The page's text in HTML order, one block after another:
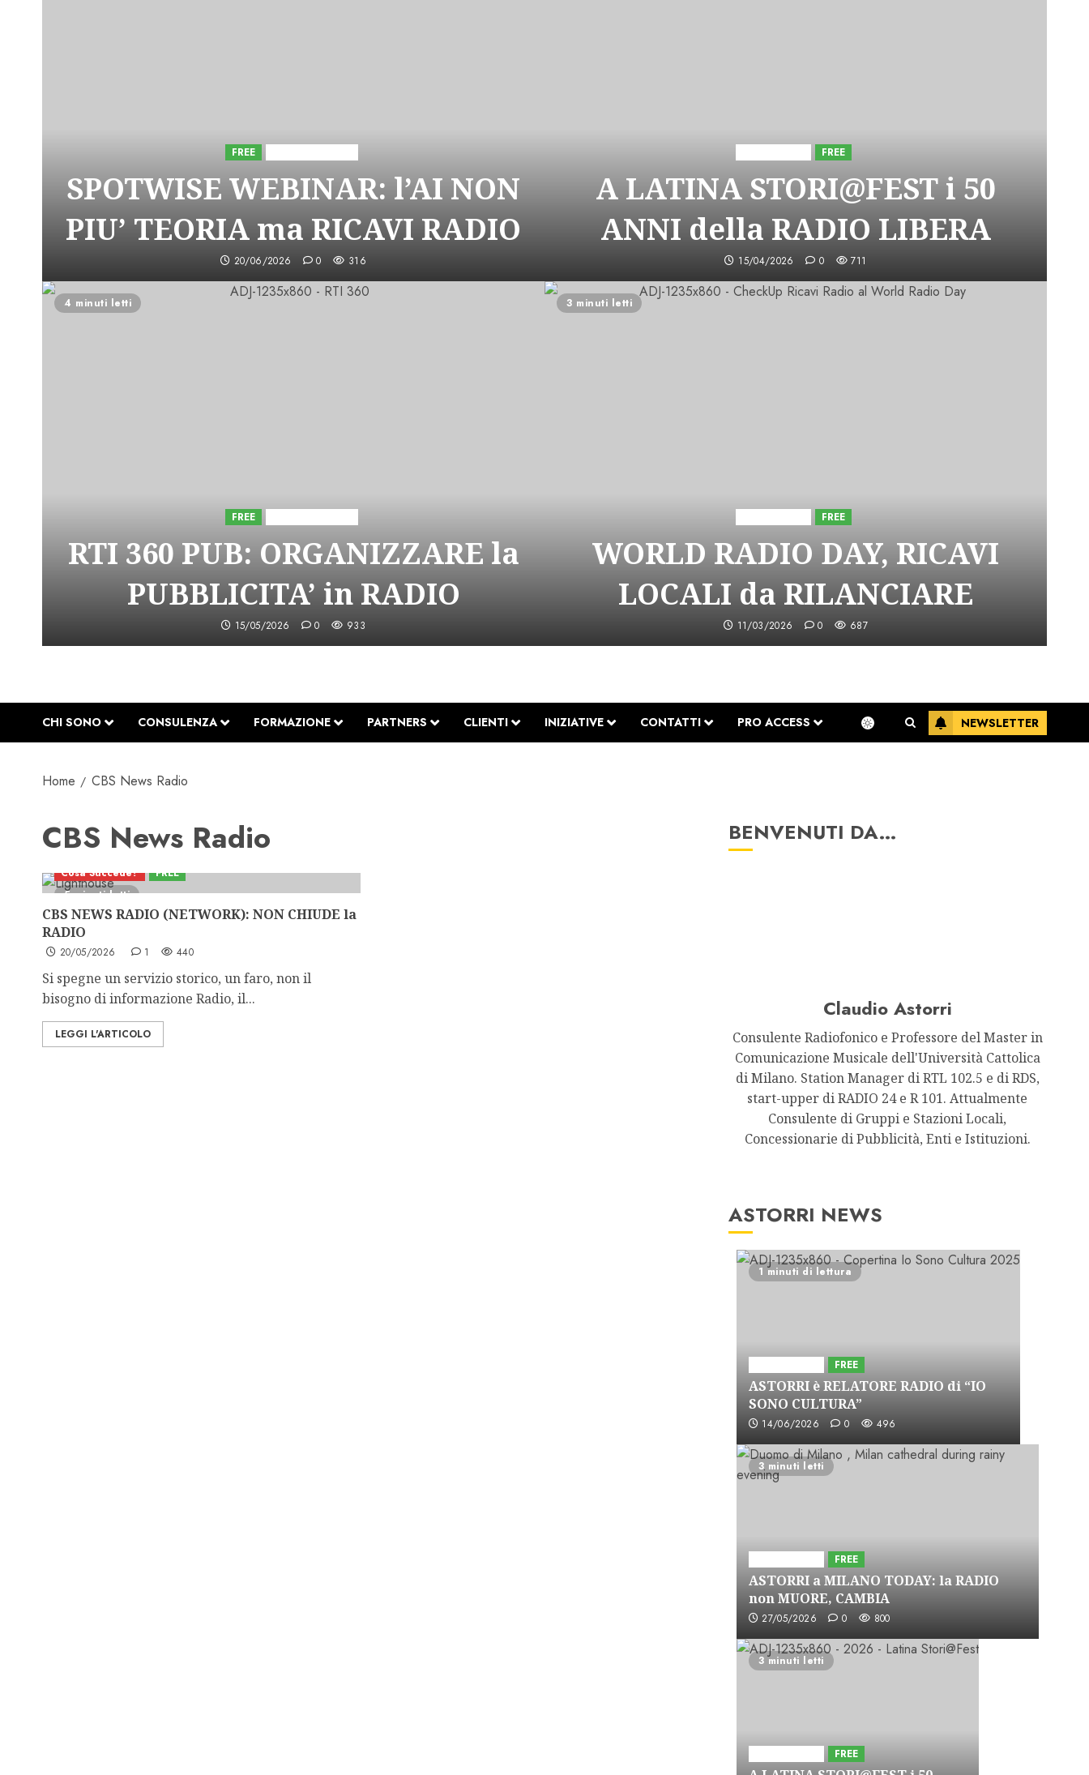
FREE
SPOTWISE WEBINAR: l’AI NON
PIU’ TEORIA ma RICAVI RADIO
20/06/2026 0 316
4 minuti letti
FREE
RTI 360 PUB: ORGANIZZARE la
PUBBLICITA’ in RADIO
15/05/2026 0 933
FREE
A LATINA STORI@FEST i 50
ANNI della RADIO LIBERA
15/04/2026 0 711
3 minuti letti
FREE
WORLD RADIO DAY, RICAVI
LOCALI da RILANCIARE
11/03/2026 0 687
CHI SONO CONSULENZA FORMAZIONE PARTNERS CLIENTI INIZIATIVE CONTATTI PRO ACCESS NEWSLETTER
Home CBS News Radio
CBS News Radio
5 minuti letti
Cosa Succede? FREE
CBS NEWS RADIO (NETWORK): NON CHIUDE la
RADIO
20/05/2026 1 440
Si spegne un servizio storico, un faro, non il
bisogno di informazione Radio, il...
LEGGI L'ARTICOLO
BENVENUTI DA…
Claudio Astorri
Consulente Radiofonico e Professore del Master in
Comunicazione Musicale dell'Università Cattolica
di Milano. Station Manager di RTL 102.5 e di RDS,
start-upper di RADIO 24 e R 101. Attualmente
Consulente di Gruppi e Stazioni Locali,
Concessionarie di Pubblicità, Enti e Istituzioni.
ASTORRI NEWS
1 minuti di lettura
FREE
ASTORRI è RELATORE RADIO di “IO
SONO CULTURA”
14/06/2026 0 496
3 minuti letti
FREE
ASTORRI a MILANO TODAY: la RADIO
non MUORE, CAMBIA
27/05/2026 0 800
3 minuti letti
FREE